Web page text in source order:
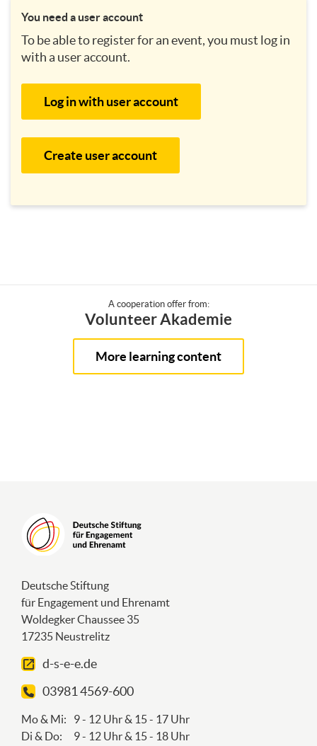
You need a user account
To be able to register for an event, you must log in
with a user account.
Log in with user account
Create user account
A cooperation offer from:
Volunteer Akademie
More learning content
Deutsche Stiftung
für Engagement und Ehrenamt
Woldegker Chaussee 35
17235 Neustrelitz
d-s-e-e.de
03981 4569-600
Mo & Mi:
Di & Do:
9 - 12 Uhr & 15 - 17 Uhr
9 - 12 Uhr & 15 - 18 Uhr